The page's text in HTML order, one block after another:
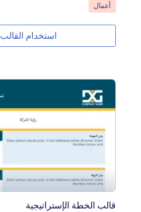
انتقل إلى الفئة:
أعمال
استخدام القالب
قالب الخطة الإستراتيجية